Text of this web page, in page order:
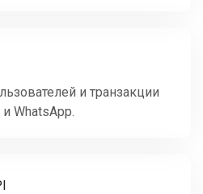
и транзакции
WhatsApp.